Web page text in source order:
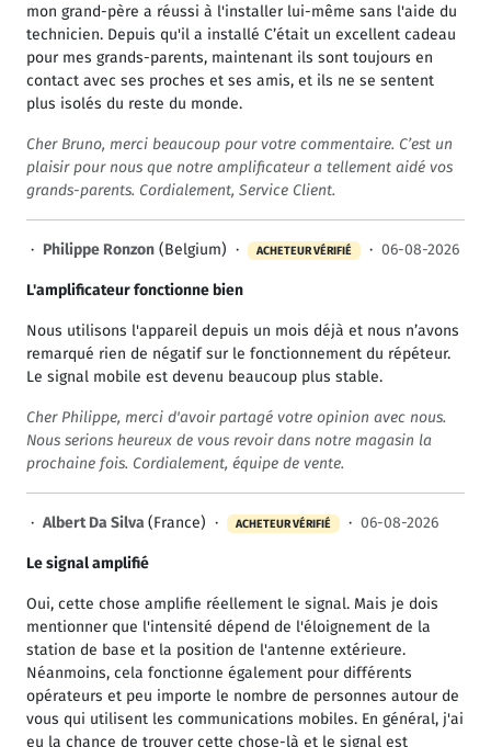
mon grand-père a réussi à l'installer lui-même sans l'aide du
technicien. Depuis qu'il a installé C’était un excellent cadeau
pour mes grands-parents, maintenant ils sont toujours en
contact avec ses proches et ses amis, et ils ne se sentent
plus isolés du reste du monde.
Cher Bruno, merci beaucoup pour votre commentaire. C’est un
plaisir pour nous que notre amplificateur a tellement aidé vos
grands-parents. Cordialement, Service Client.
· Philippe Ronzon (Belgium) · ACHETEUR VÉRIFIÉ · 06-08-2026
L'amplificateur fonctionne bien
Nous utilisons l'appareil depuis un mois déjà et nous n’avons
remarqué rien de négatif sur le fonctionnement du répéteur.
Le signal mobile est devenu beaucoup plus stable.
Cher Philippe, merci d'avoir partagé votre opinion avec nous.
Nous serions heureux de vous revoir dans notre magasin la
prochaine fois. Cordialement, équipe de vente.
· Albert Da Silva (France) · ACHETEUR VÉRIFIÉ · 06-08-2026
Le signal amplifié
Oui, cette chose amplifie réellement le signal. Mais je dois
mentionner que l'intensité dépend de l'éloignement de la
station de base et la position de l'antenne extérieure.
Néanmoins, cela fonctionne également pour différents
opérateurs et peu importe le nombre de personnes autour de
vous qui utilisent les communications mobiles. En général, j'ai
eu la chance de trouver cette chose-là et le signal est